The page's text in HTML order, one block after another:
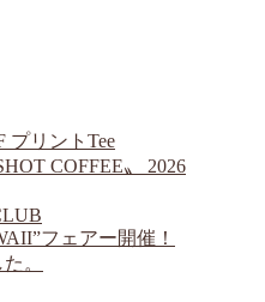
プリントTee
COFFEE〟 2026
フェアー開催！
。